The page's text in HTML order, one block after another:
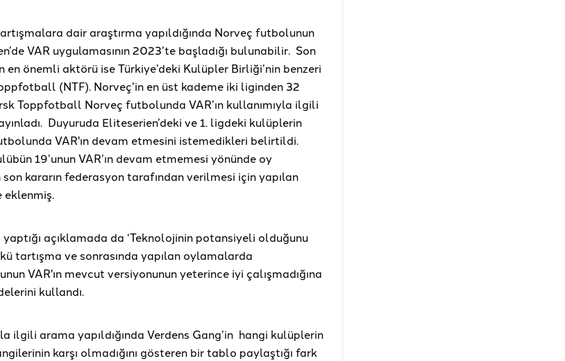
dair araştırma yapıldığında Norveç futbolunun
VAR uygulamasının 2023’te başladığı bulunabilir. Son
en önemli aktörü ise Türkiye’deki Kulüpler Birliği’nin benzeri
(NTF). Norveç’in en üst kademe iki liginden 32
Toppfotball Norveç futbolunda VAR’ın kullanımıyla ilgili
Duyuruda Eliteserien’deki ve 1. ligdeki kulüplerin
VAR'ın devam etmesini istemedikleri belirtildi.
19’unun VAR’ın devam etmemesi yönünde oy
son kararın federasyon tarafından verilmesi için yapılan
yaptığı açıklamada da ‘Teknolojinin potansiyeli olduğunu
tartışma ve sonrasında yapılan oylamalarda
VAR'ın mevcut versiyonunun yeterince iyi çalışmadığına
kullandı.
ilgili arama yapıldığında Verdens Gang’in hangi kulüplerin
karşı olmadığını gösteren bir tablo paylaştığı fark